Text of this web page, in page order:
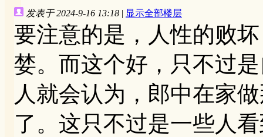
发表于 2024-9-16 13:18 | 显示全部楼层
要注意的是，人性的败
婪。而这个好，只不过
人就会认为，郎中在家
了。这只不过是一些人